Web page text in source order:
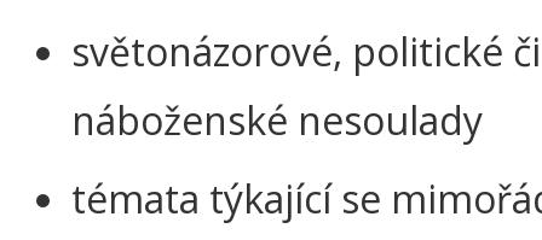
světonázorové, politické či
náboženské nesoulady
témata týkající se